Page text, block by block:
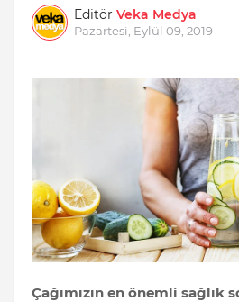
Editör Veka Medya
Pazartesi, Eylül 09, 2019
Çağımızın en önemli sağlık